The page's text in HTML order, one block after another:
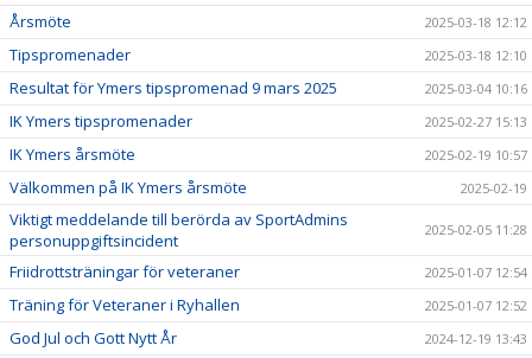
Årsmöte 2025-03-18 12:12
Tipspromenader 2025-03-18 12:10
Resultat för Ymers tipspromenad 9 mars 2025 2025-03-04 10:16
IK Ymers tipspromenader 2025-02-27 15:13
IK Ymers årsmöte 2025-02-19 10:57
Välkommen på IK Ymers årsmöte 2025-02-19
Viktigt meddelande till berörda av SportAdmins
personuppgiftsincident
2025-02-05 11:28
Friidrottsträningar för veteraner 2025-01-07 12:54
Träning för Veteraner i Ryhallen 2025-01-07 12:52
God Jul och Gott Nytt År 2024-12-19 13:43